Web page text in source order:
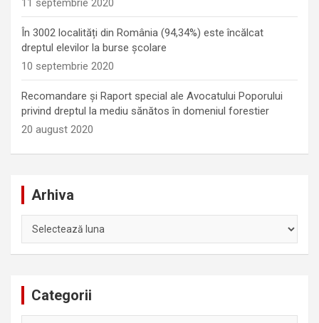
11 septembrie 2020
În 3002 localități din România (94,34%) este încălcat
dreptul elevilor la burse școlare
10 septembrie 2020
Recomandare și Raport special ale Avocatului Poporului
privind dreptul la mediu sănătos în domeniul forestier
20 august 2020
Arhiva
Categorii